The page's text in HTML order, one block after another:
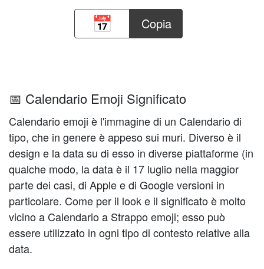
Copia
📅 Calendario Emoji Significato
Calendario emoji è l'immagine di un Calendario di
tipo, che in genere è appeso sui muri. Diverso è il
design e la data su di esso in diverse piattaforme (in
qualche modo, la data è il 17 luglio nella maggior
parte dei casi, di Apple e di Google versioni in
particolare. Come per il look e il significato è molto
vicino a Calendario a Strappo emoji; esso può
essere utilizzato in ogni tipo di contesto relative alla
data.